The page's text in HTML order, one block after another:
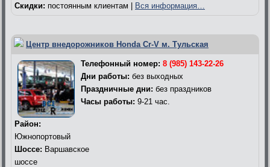
Скидки: постоянным клиентам | Вся информация…
Центр внедорожников Honda Cr-V м. Тульская
Телефонный номер: 8 (985) 143-22-26
Дни работы: без выходных
Праздничные дни: без праздников
Часы работы: 9-21 час.
Район:
Южнопортовый
Шоссе: Варшавское
шоссе